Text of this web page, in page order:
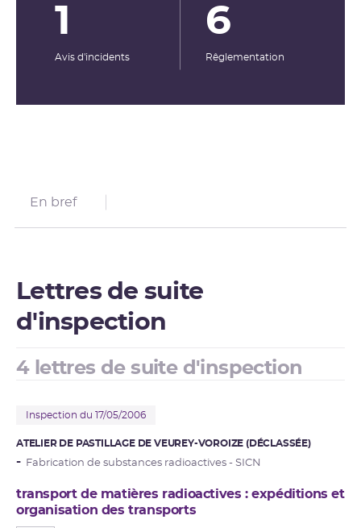
1
Avis d'incidents
6
Rêglementation
En bref
Lettres de suite
d'inspection
4 lettres de suite d'inspection
Inspection du 17/05/2006
ATELIER DE PASTILLAGE DE VEUREY-VOROIZE (DÉCLASSÉE)
Fabrication de substances radioactives - SICN
transport de matières radioactives : expéditions et
organisation des transports